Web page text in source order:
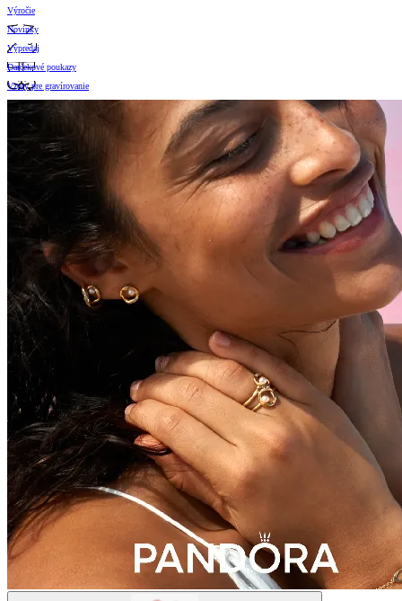
Výročie
Novinky
Výpredaj
Darčekové poukazy
Vzory pre gravírovanie